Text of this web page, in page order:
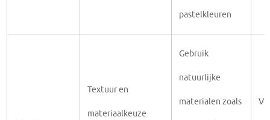
pastelkleuren
Textuur en
materiaalkeuze
Gebruik
natuurlijke
materialen zoals